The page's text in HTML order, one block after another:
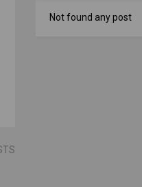
Not found any post